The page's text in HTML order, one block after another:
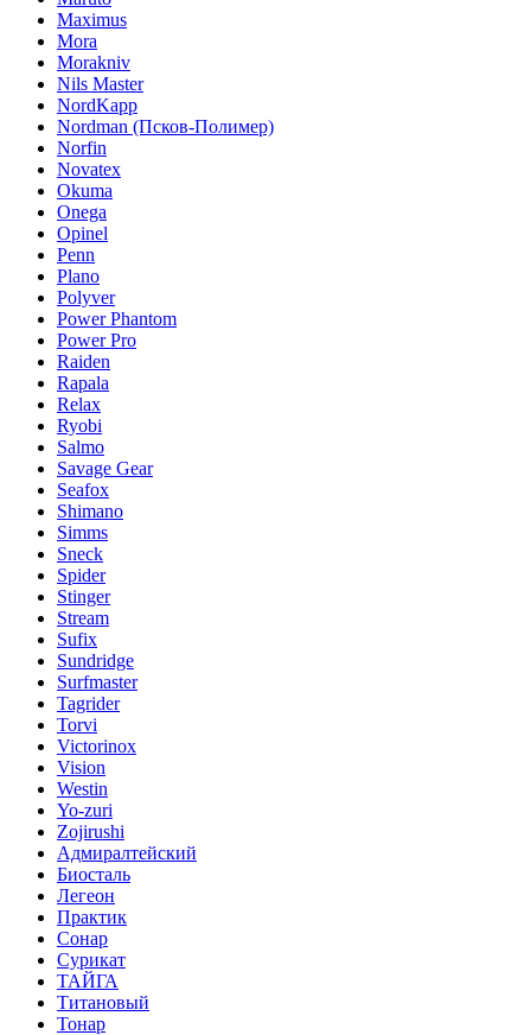
Maximus
Mora
Morakniv
Nils Master
NordKapp
Nordman (Псков-Полимер)
Norfin
Novatex
Okuma
Onega
Opinel
Penn
Plano
Polyver
Power Phantom
Power Pro
Raiden
Rapala
Relax
Ryobi
Salmo
Savage Gear
Seafox
Shimano
Simms
Sneck
Spider
Stinger
Stream
Sufix
Sundridge
Surfmaster
Tagrider
Torvi
Victorinox
Vision
Westin
Yo-zuri
Zojirushi
Адмиралтейский
Биосталь
Легеон
Практик
Сонар
Сурикат
ТАЙГА
Титановый
Тонар